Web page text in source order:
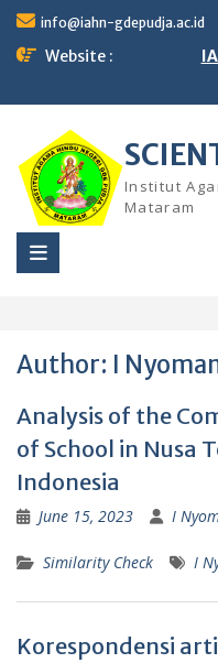
Skip
content
info@iahn-gdepudja.ac.id
Website :
Institut
Mataram
Author: I
Analysis of the
of School in Nusa
Indonesia
June 15, 2023 I
Similarity Check I
Korespondensi